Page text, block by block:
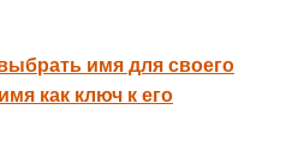
имя для своего
как ключ к его